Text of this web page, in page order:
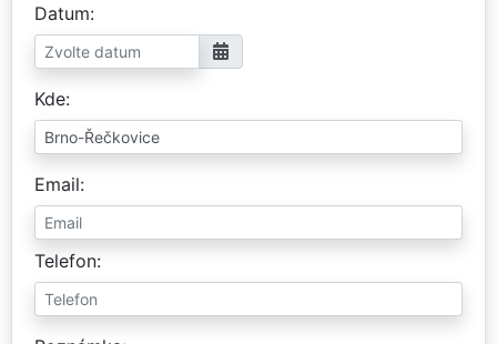
Datum
Kde
Email
Telefon